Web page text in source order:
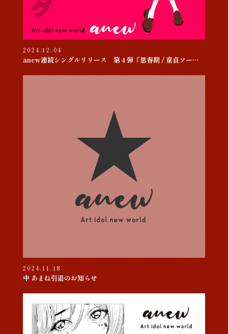
2024.12.04
anew連続シングルリリース 第４弾『思春期 / 童貞ソー・ヤング』
2024.11.18
中 あまね引退のお知らせ